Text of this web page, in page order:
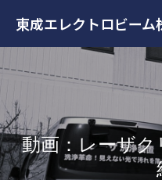
東成エレクトロビーム
動画：レーザ